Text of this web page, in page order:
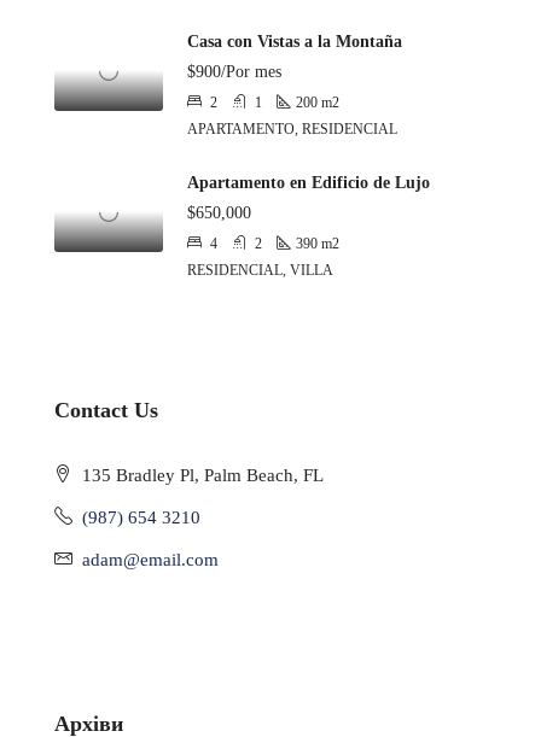
Casa con Vistas a la Montaña
$900/Por mes
2 1 200 m2
APARTAMENTO, RESIDENCIAL
Apartamento en Edificio de Lujo
$650,000
4 2 390 m2
RESIDENCIAL, VILLA
Contact Us
135 Bradley Pl, Palm Beach, FL
(987) 654 3210
adam@email.com
Архіви